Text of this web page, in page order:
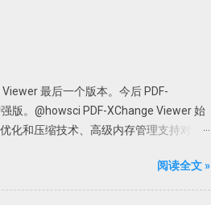
最后一个版本。今后 PDF-
版。@howsci PDF-XChange Viewer 始
化和压缩技术、高级内存管理支持对
免费版或者升级为 Pro 版； 支持 32 位和
不要直接解压到根目录或者解压到当前
阅读全文 »